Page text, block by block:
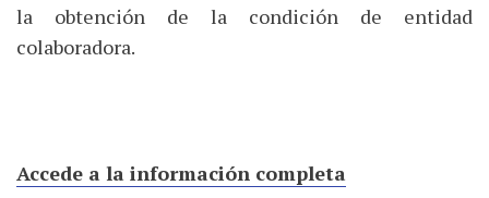
la obtención de la condición de entidad
colaboradora.
Accede a la información completa